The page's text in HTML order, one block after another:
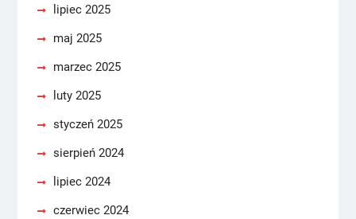
lipiec 2025
maj 2025
marzec 2025
luty 2025
styczeń 2025
sierpień 2024
lipiec 2024
czerwiec 2024